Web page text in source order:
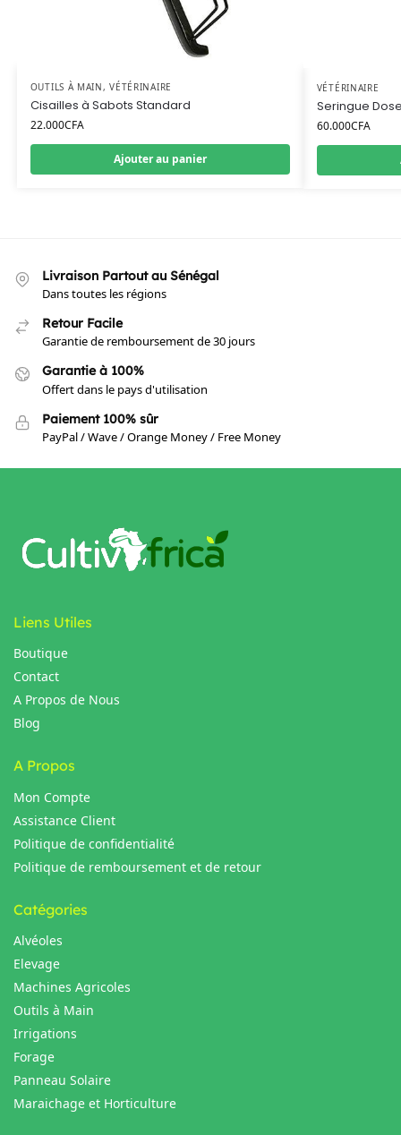
OUTILS À MAIN,VÉTÉRINAIRE
Cisailles à Sabots Standard
22.000CFA
Ajouter au panier
VÉTÉRINAIRE
Seringue
60.000CFA
Livraison Partout au Sénégal
Dans toutes les régions
Retour Facile
Garantie de remboursement de 30 jours
Garantie à 100%
Offert dans le pays d'utilisation
Paiement 100% sûr
PayPal / Wave / Orange Money / Free Money
Liens Utiles
Boutique
Contact
A Propos de Nous
Blog
A Propos
Mon Compte
Assistance Client
Politique de confidentialité
Politique de remboursement et de retour
Catégories
Alvéoles
Elevage
Machines Agricoles
Outils à Main
Irrigations
Forage
Panneau Solaire
Maraichage et Horticulture